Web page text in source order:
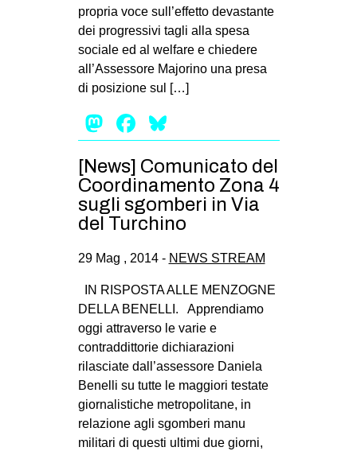
propria voce sull’effetto devastante
dei progressivi tagli alla spesa
sociale ed al welfare e chiedere
all’Assessore Majorino una presa
di posizione sul […]
Mastodon
Facebook
[News] Comunicato del
Coordinamento Zona 4
sugli sgomberi in Via
del Turchino
29 Mag , 2014 - NEWS STREAM
IN RISPOSTA ALLE MENZOGNE
DELLA BENELLI. Apprendiamo
oggi attraverso le varie e
contraddittorie dichiarazioni
rilasciate dall’assessore Daniela
Benelli su tutte le maggiori testate
giornalistiche metropolitane, in
relazione agli sgomberi manu
militari di questi ultimi due giorni,